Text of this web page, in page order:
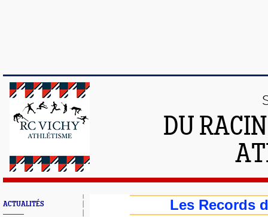
DU
ACTUALITÉS Les Records